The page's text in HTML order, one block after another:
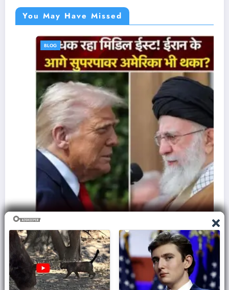
You May Have Missed
ज़मीन पर आक्रमण करने से क्यों घबराती है अमेरिकी सेना,
समझिए असली वजह..
March 7, 2026 Admin